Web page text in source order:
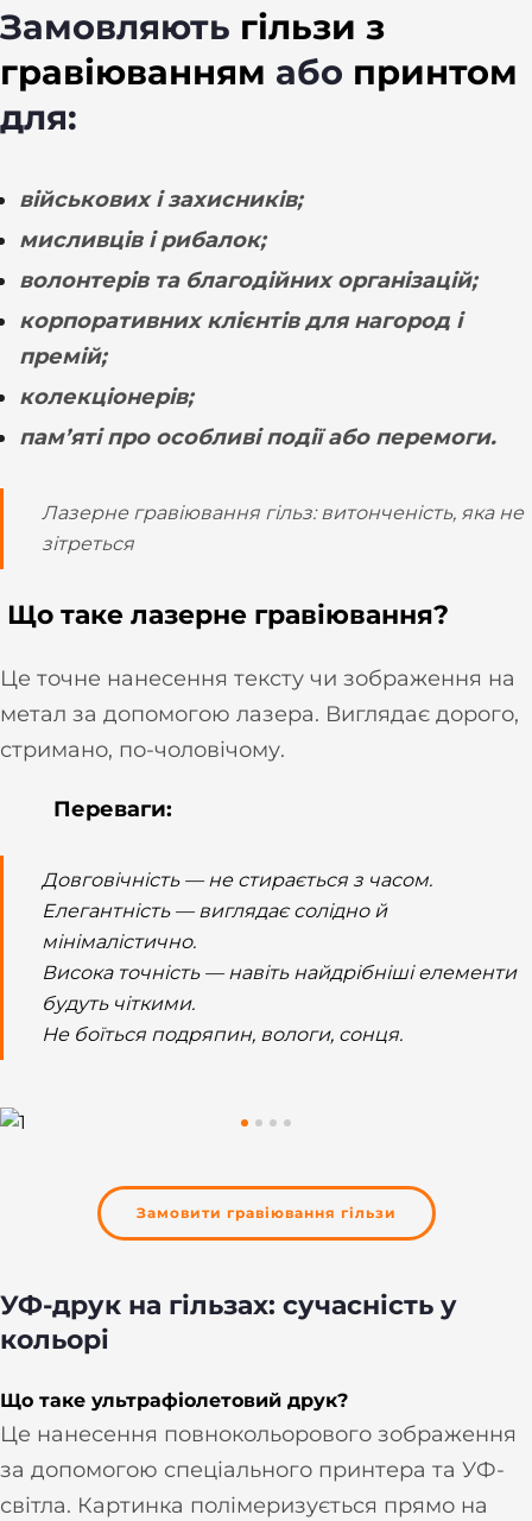
Замовляють гільзи з
гравіюванням або принтом
для:
військових і захисників;
мисливців і рибалок;
волонтерів та благодійних організацій;
корпоративних клієнтів для нагород і
премій;
колекціонерів;
пам’яті про особливі події або перемоги.
Лазерне гравіювання гільз: витонченість, яка не
зітреться
Що таке лазерне гравіювання?
Це точне нанесення тексту чи зображення на
метал за допомогою лазера. Виглядає дорого,
стримано, по-чоловічому.
Переваги:
Довговічність — не стирається з часом.
Елегантність — виглядає солідно й
мінімалістично.
Висока точність — навіть найдрібніші елементи
будуть чіткими.
Не боїться подряпин, вологи, сонця.
Замовити гравіювання гільзи
УФ-друк на гільзах: сучасність у
кольорі
Що таке ультрафіолетовий друк?
Це нанесення повнокольорового зображення
за допомогою спеціального принтера та УФ-
світла. Картинка полімеризується прямо на